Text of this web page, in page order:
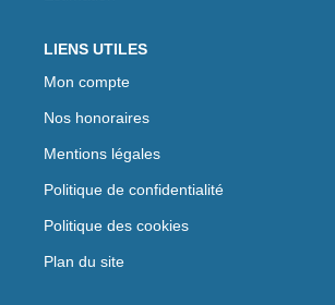
LIENS UTILES
Mon compte
Nos honoraires
Mentions légales
Politique de confidentialité
Politique des cookies
Plan du site